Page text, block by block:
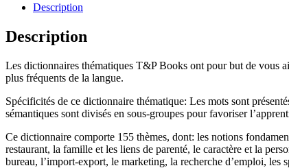
Description
Description
Les dictionnaires thématiques T&P Books ont pour but de vous
plus fréquents de la langue.
Spécificités de ce dictionnaire thématique: Les mots sont
sémantiques sont divisés en sous-groupes pour favoriser
Ce dictionnaire comporte 155 thèmes, dont: les notions
restaurant, la famille et les liens de parenté, le caractère et la
bureau, l’import-export, le marketing, la recherche d’emploi,